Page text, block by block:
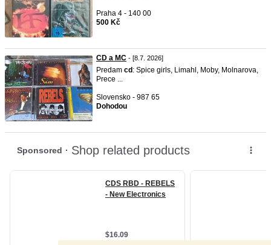
Praha 4 - 140 00
500 Kč
CD a MC - [8.7. 2026]
Predam cd : Spice girls, Limahl, Moby, Molnarova,
Prece ...
Slovensko - 987 65
Dohodou